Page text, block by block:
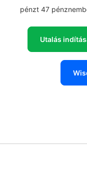
pénzt 47
Utalás